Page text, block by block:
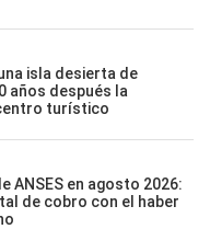
isla desierta de
años después la
turístico
ANSES en agosto 2026:
de cobro con el haber